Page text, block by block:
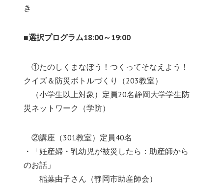
き
■選択プログラム18:00～19:00
あ①たのしくまなぼう！つくってそなえよう！
クイズ＆防災ボトルづくり（203教室）
（小学生以上対象）定員20名静岡大学学生防
災ネットワーク（学防）
あ②講座（301教室）定員40名
・「妊産婦・乳幼児が被災したら：助産師から
のお話」
ああ稲葉由子さん（静岡市助産師会）